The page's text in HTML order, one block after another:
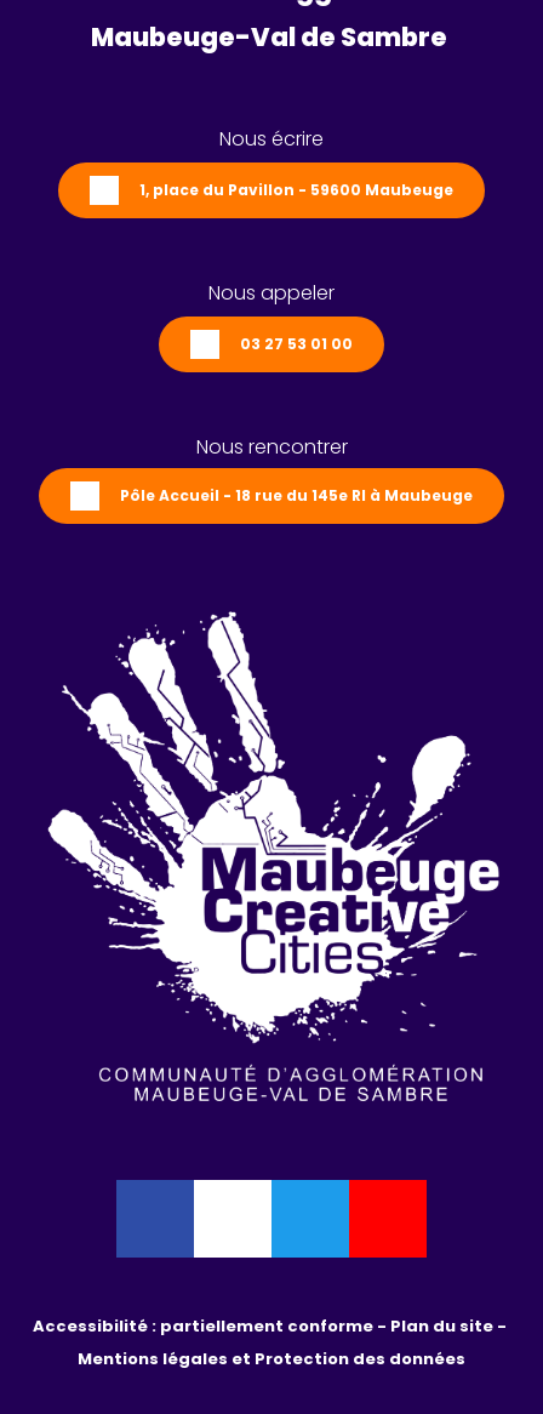
Maubeuge-Val de Sambre
Nous écrire
1, place du Pavillon - 59600 Maubeuge
Nous appeler
03 27 53 01 00
Nous rencontrer
Pôle Accueil - 18 rue du 145e RI à Maubeuge
Accessibilité : partiellement conforme -
Mentions légales et Protection des données